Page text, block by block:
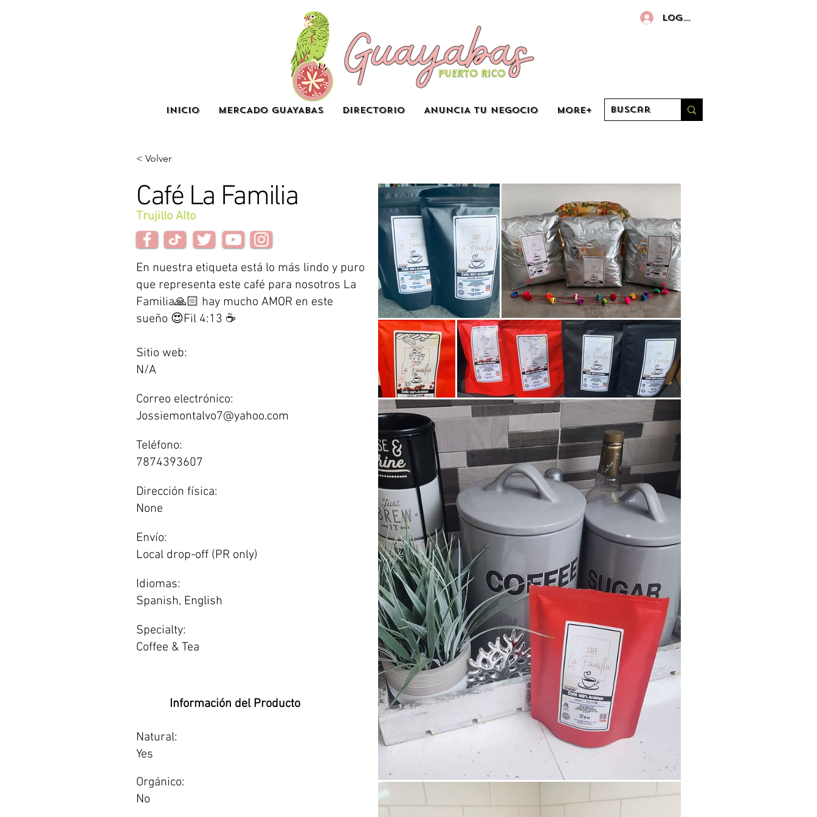
INICIO MERCADO GUAYABAS DIRECTORIO ANUNCIA TU NEGOCIO More+
Log in
< Volver
Café La Familia
Trujillo Alto
En nuestra etiqueta está lo más lindo y puro
que representa este café para nosotros La
Familia🙏🏻 hay mucho AMOR en este
sueño 😍Fil 4:13 ☕️
Sitio web:
N/A
Correo electrónico:
Jossiemontalvo7@yahoo.com
Teléfono:
7874393607
Dirección física:
None
Envío:
Local drop-off (PR only)
Idiomas:
Spanish, English
Specialty:
Coffee & Tea
Información del Producto
Natural:
Yes
Orgánico:
No